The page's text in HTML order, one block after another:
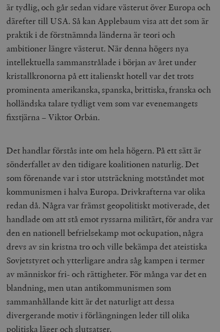
är tydlig, och går sedan vidare västerut över Europa och
därefter till USA. Så kan Applebaum visa att det som är
praktik i de förstnämnda länderna är teori och
ambitioner längre västerut. När denna högers nya
intellektuella sammanstrålade i början av året under
kristallkronorna på ett italienskt hotell var det trots
prominenta amerikanska, spanska, brittiska, franska och
holländska talare tydligt vem som var evenemangets
fixstjärna – Viktor Orbán.
Det handlar förstås inte om hela högern. På ett sätt är
sönderfallet av den tidigare koalitionen naturlig. Det
som förenande var i stor utsträckning motståndet mot
kommunismen i halva Europa. Drivkrafterna var olika
redan då. Några var främst geopolitiskt motiverade, det
handlade om att stå emot ryssarna militärt, för andra var
den en nationell befrielsekamp mot ockupation, några
drevs av sin kristna tro och ville bekämpa det ateistiska
Sovjetstyret och ytterligare andra såg kampen i termer
av människor fri- och rättigheter. För många var det en
blandning, men utan antikommunismen som
sammanhållande kitt är det naturligt att dessa
divergerande motiv i förlängningen leder till olika
politiska läger och slutsatser.